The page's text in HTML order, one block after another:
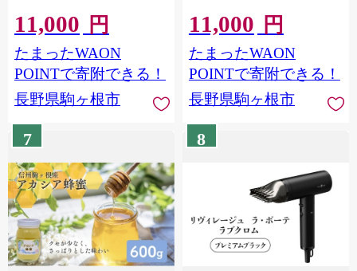
檎 旬 信州 長野県 長野県産
駒ヶ根市 上伊那産
[№5659-1775]
11,000 円
たまったWAON
POINTで寄附できる！
長野県駒ヶ根市
檎 旬 信州 長野県 長野県産
駒ヶ根市 上伊那産
[№5659-1773]
11,000 円
たまったWAON
POINTで寄附できる！
長野県駒ヶ根市
7 8